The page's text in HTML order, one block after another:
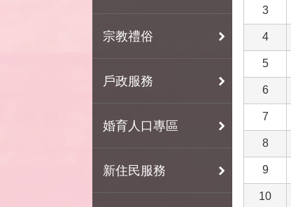
宗教禮俗
戶政服務
婚育人口專區
新住民服務
3
4
5
6
7
8
9
10